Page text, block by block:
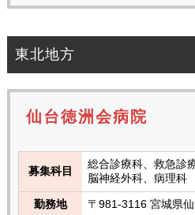
東北地方
仙台徳洲会病院
募集科目
総合診療科、救急診
脳神経外科、病理科
勤務地 〒981-3116 宮城県